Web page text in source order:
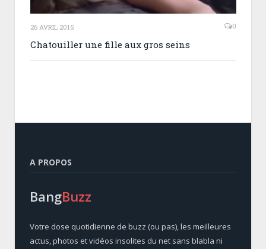
26 AVRIL 2015 0
Chatouiller une fille aux gros seins
A PROPOS
BangBuzz
Votre dose quotidienne de buzz (ou pas), les meilleures
actus, photos et vidéos insolites du net sans blabla ni